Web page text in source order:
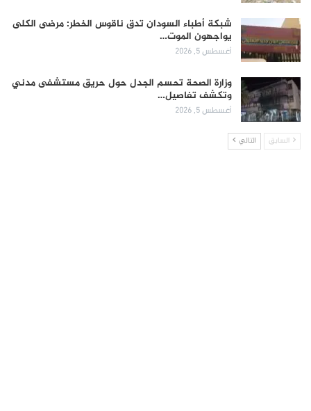
شبكة أطباء السودان تدق ناقوس الخطر: مرضى الكلى
يواجهون الموت…
أغسطس 5, 2026
وزارة الصحة تحسم الجدل حول حريق مستشفى مدني
وتكشف تفاصيل…
أغسطس 5, 2026
السابق التالي